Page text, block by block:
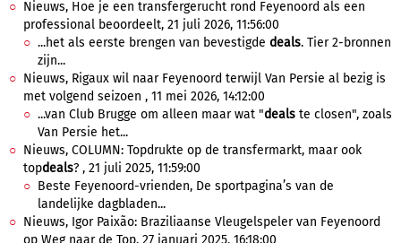
Nieuws, Hoe je een transfergerucht rond Feyenoord als een
professional beoordeelt, 21 juli 2026, 11:56:00
...het als eerste brengen van bevestigde deals. Tier 2-bronnen
zijn...
Nieuws, Rigaux wil naar Feyenoord terwijl Van Persie al bezig is
met volgend seizoen , 11 mei 2026, 14:12:00
...van Club Brugge om alleen maar wat "deals te closen", zoals
Van Persie het...
Nieuws, COLUMN: Topdrukte op de transfermarkt, maar ook
topdeals? , 21 juli 2025, 11:59:00
Beste Feyenoord-vrienden, De sportpagina’s van de
landelijke dagbladen...
Nieuws, Igor Paixão: Braziliaanse Vleugelspeler van Feyenoord
op Weg naar de Top, 27 januari 2025, 16:18:00